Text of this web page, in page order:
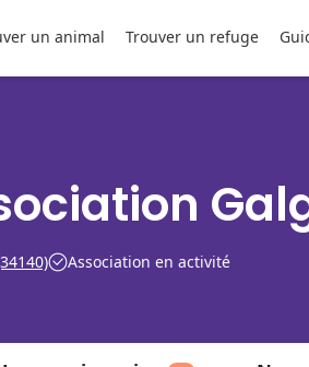
un animal Trouver un refuge
Association en activité